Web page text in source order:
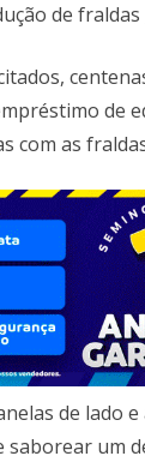
de
de
com as
de lado
saborear um